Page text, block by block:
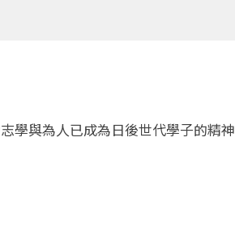
學與為人已成為日後世代學子的精神